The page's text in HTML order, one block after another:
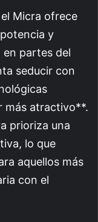
Micra ofrece
y
en partes del
seducir con
más atractivo**.
prioriza una
lo que
aquellos más
con el